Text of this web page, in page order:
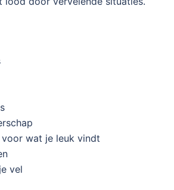
voor wat je leuk vindt
vel